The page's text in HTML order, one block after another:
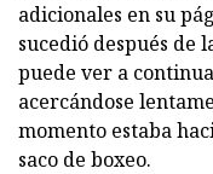
adicionales en su
sucedió después de
puede ver a
acercándose
momento estaba
saco de boxeo.